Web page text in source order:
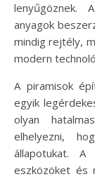
lenyűgöznek.
anyagok
mindig rejtély,
modern
A piramisok
egyik
olyan
elhelyezni,
állapotukat. A
eszközöket és